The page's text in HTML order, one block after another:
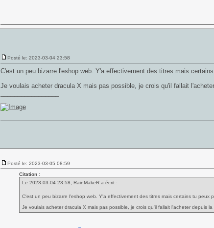
Posté le: 2023-03-04 23:58
C'est un peu bizarre l'eshop web. Y'a effectivement des titres mais
Je voulais acheter dracula X mais pas possible, je crois qu'il fallait
Posté le: 2023-03-05 08:59
Citation:
Le 2023-03-04 23:58, RainMakeR a écrit :
C'est un peu bizarre l'eshop web. Y'a effectivement des titres mais certains tu peux
Je voulais acheter dracula X mais pas possible, je crois qu'il fallait l'acheter depuis